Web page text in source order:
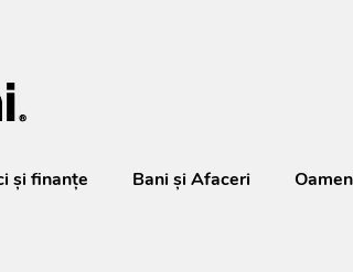
şi finanţe Bani și Afaceri